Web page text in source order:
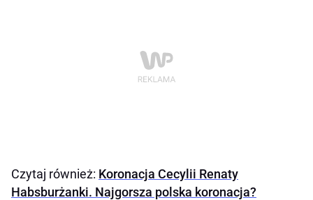
Czytaj również: Koronacja Cecylii Renaty
Habsburżanki. Najgorsza polska koronacja?